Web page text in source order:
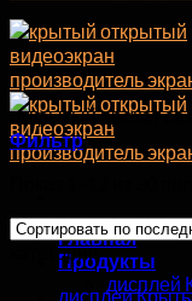
Главная
Продукты
дисплей
открытый прокат
Фильтр
категории
дисплей